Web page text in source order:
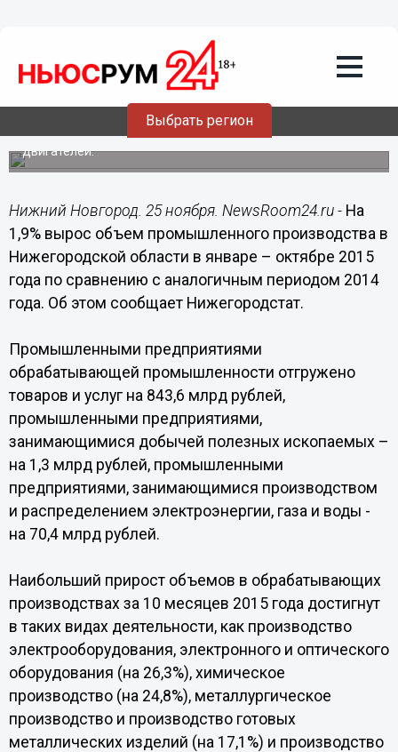
Выбрать регион
промышленного производства в
Нижегородской области за 10 месяцев
В регионе выросло производство пластмасс,
химического сырья, листового проката, стальных труб и
двигателей.
Нижний Новгород. 25 ноября. NewsRoom24.ru - На
1,9% вырос объем промышленного производства в
Нижегородской области в январе – октябре 2015
года по сравнению с аналогичным периодом 2014
года. Об этом сообщает Нижегородстат.
Промышленными предприятиями
обрабатывающей промышленности отгружено
товаров и услуг на 843,6 млрд рублей,
промышленными предприятиями,
занимающимися добычей полезных ископаемых –
на 1,3 млрд рублей, промышленными
предприятиями, занимающимися производством
и распределением электроэнергии, газа и воды -
на 70,4 млрд рублей.
Наибольший прирост объемов в обрабатывающих
производствах за 10 месяцев 2015 года достигнут
в таких видах деятельности, как производство
электрооборудования, электронного и оптического
оборудования (на 26,3%), химическое
производство (на 24,8%), металлургическое
производство и производство готовых
металлических изделий (на 17,1%) и производство